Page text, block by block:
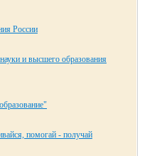
России
и высшего образования
помогай - получай